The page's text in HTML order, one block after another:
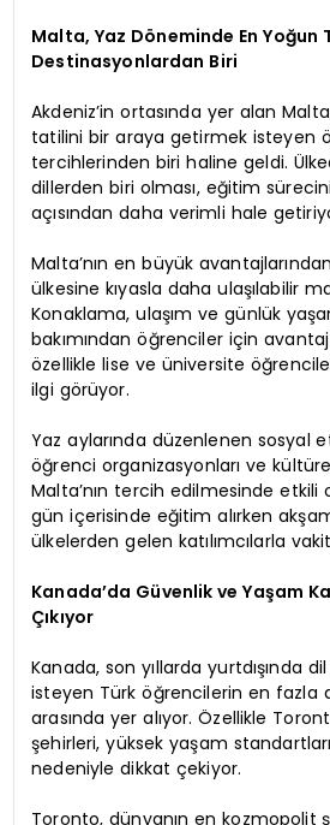
Malta, Yaz Döneminde En Yoğun
Destinasyonlardan Biri
Akdeniz’in ortasında yer alan
tatilini bir araya getirmek isteyen
tercihlerinden biri haline geldi.
dillerden biri olması, eğitim
açısından daha verimli hale
Malta’nın en büyük
ülkesine kıyasla daha ulaşılabilir
Konaklama, ulaşım ve günlük
bakımından öğrenciler için
özellikle lise ve üniversite
ilgi görüyor.
Yaz aylarında düzenlenen sosyal
öğrenci organizasyonları ve
Malta’nın tercih edilmesinde etkili
gün içerisinde eğitim alırken
ülkelerden gelen katılımcılarla
Kanada’da Güvenlik ve Yaşam
Çıkıyor
Kanada, son yıllarda yurtdışında
isteyen Türk öğrencilerin en fazla
arasında yer alıyor. Özellikle
şehirleri, yüksek yaşam
nedeniyle dikkat çekiyor.
Toronto, dünyanın en kozmopolit